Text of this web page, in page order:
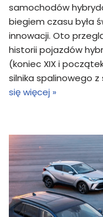
samochodów
biegiem czasu była
innowacji. Oto
historii pojazdów
(koniec XIX i
silnika spalinowego
się więcej »